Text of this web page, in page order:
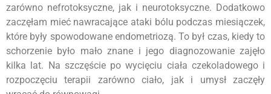
zarówno nefrotoksyczne, jak i neurotoksyczne. Dodatkowo
zaczęłam mieć nawracające ataki bólu podczas miesiączek,
które były spowodowane endometriozą. To był czas, kiedy to
schorzenie było mało znane i jego diagnozowanie zajęło
kilka lat. Na szczęście po wycięciu ciała czekoladowego i
rozpoczęciu terapii zarówno ciało, jak i umysł zaczęły